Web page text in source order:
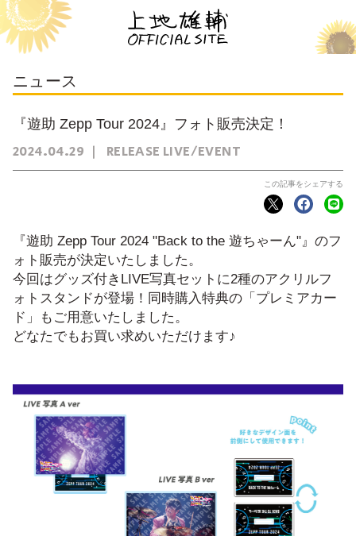
ニュース
『遊助 Zepp Tour 2024』フォト販売決定！
2024 04 29 RELEASE LIVE/EVENT
『遊助 Zepp Tour 2024 "Back to the 遊ちゃーん"』のフ
ォト販売が決定いたしました。
今回はグッズ付きLIVE写真セットに2種のアクリルフ
ォトスタンドが登場！同時購入特典の「プレミアカー
ド」もご用意いたしました。
どなたでもお買い求めいただけます♪